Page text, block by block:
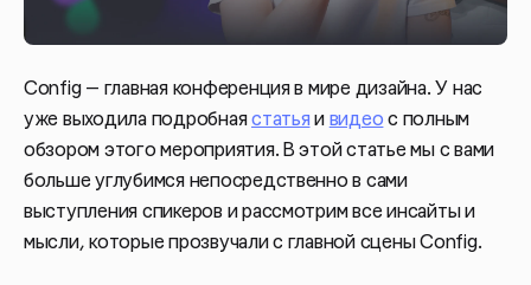
Config — главная конференция в мире дизайна. У нас
уже выходила подробнаястатья и видео с полным
обзором этого мероприятия. В этой статье мы с вами
больше углубимся непосредственно в сами
выступления спикеров и рассмотрим все инсайты и
мысли, которые прозвучали с главной сцены Config.